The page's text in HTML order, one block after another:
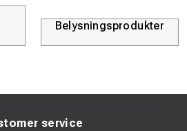
Belysningsprodukter
service